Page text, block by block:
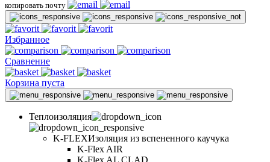
копировать почту
Избранное
Сравнение
Корзина пуста
Теплоизоляция
K-FLEXИзоляция из вспененного каучука
K-Flex AIR
K-Flex AL CLAD